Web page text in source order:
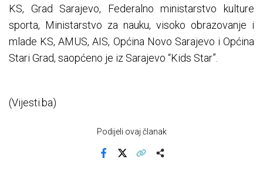
KS, Grad Sarajevo, Federalno ministarstvo kulture
sporta, Ministarstvo za nauku, visoko obrazovanje i
mlade KS, AMUS, AIS, Općina Novo Sarajevo i Općina
Stari Grad, saopćeno je iz Sarajevo “Kids Star”.
(Vijesti.ba)
Podijeli ovaj članak